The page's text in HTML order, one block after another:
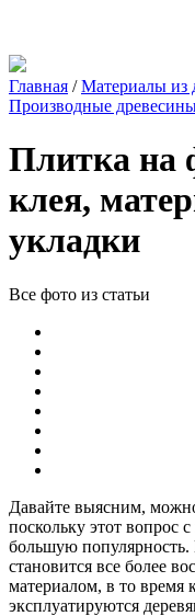
Главная /Материалы из
Производные
Плитка на
клея,
укладки
Все фото из статьи
Давайте выясним,
поскольку этот вопрос
большую популярность.
становится все более
материалом, в то время
эксплуатируются